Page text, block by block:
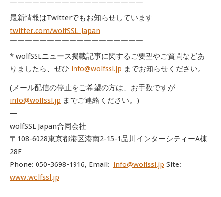
￣￣￣￣￣￣￣￣￣￣￣￣￣￣￣￣￣￣
最新情報はTwitterでもお知らせしています
twitter.com/wolfSSL_Japan
￣￣￣￣￣￣￣￣￣￣￣￣￣￣￣￣￣￣
* wolfSSLニュース掲載記事に関するご要望やご質問などあ
り ましたら、ぜひ info@wolfssl.jp までお知らせください。
(メール配信の停止をご希望の方は、お手数ですが
info@wolfssl.jp までご連絡ください。)
—
wolfSSL Japan合同会社
〒108-6028東京都港区港南2-15-1品川インターシテ ィーA棟
28F
Phone: 050-3698-1916, Email: info@wolfssl.jp Site:
www.wolfssl.jp